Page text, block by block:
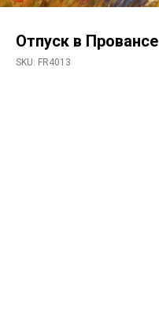
Отпуск в Провансе
SKU: FR4013